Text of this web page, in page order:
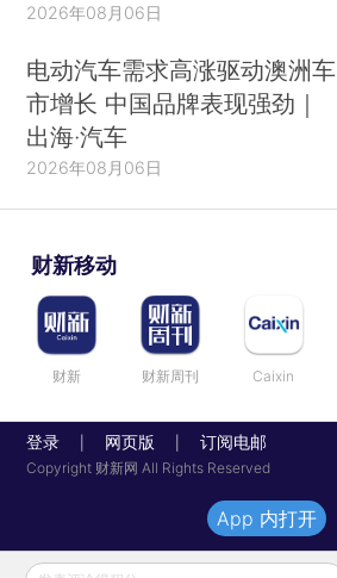
2026年08月06日
电动汽车需求高涨驱动澳洲车
市增长 中国品牌表现强劲｜
出海·汽车
2026年08月06日
财新移动
财新 财新周刊 Caixin
登录 网页版 订阅电邮
Copyright 财新网 All Rights Reserved
App 内打开